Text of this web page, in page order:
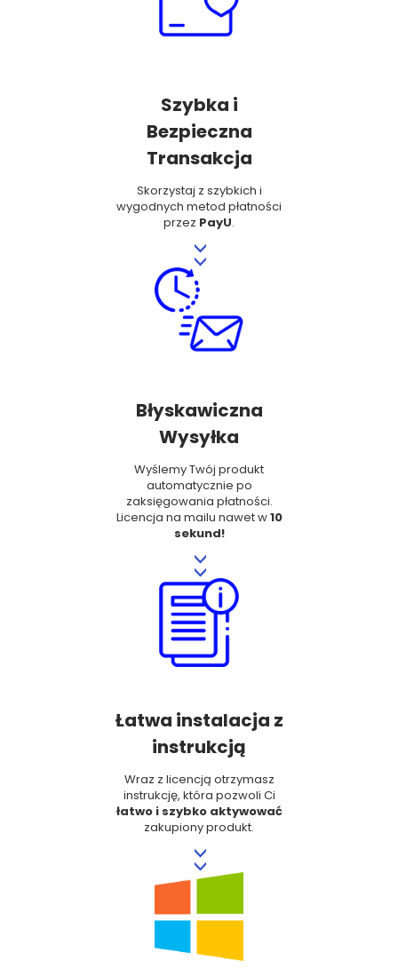
Szybka i
Bezpieczna
Transakcja
Skorzystaj z szybkich i
wygodnych metod płatności
przez PayU.
>>
Błyskawiczna
Wysyłka
Wyślemy Twój produkt
automatycznie po
zaksięgowania płatności.
Licencja na mailu nawet w10
sekund!
>>
Łatwa instalacja z
instrukcją
Wraz z licencją otrzymasz
instrukcję, która pozwoli Ci
łatwo i szybko aktywować
zakupiony produkt.
>>